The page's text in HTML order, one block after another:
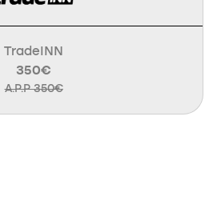
TradeINN
350€
A.P.P 350€